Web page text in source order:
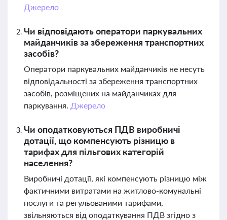
Джерело
Чи відповідають оператори паркувальних
майданчиків за збереження транспортних
засобів?
Оператори паркувальних майданчиків не несуть
відповідальності за збереження транспортних
засобів, розміщених на майданчиках для
паркування. Джерело
Чи оподатковуються ПДВ виробничі
дотації, що компенсують різницю в
тарифах для пільгових категорій
населення?
Виробничі дотації, які компенсують різницю між
фактичними витратами на житлово-комунальні
послуги та регульованими тарифами,
звільняються від оподаткування ПДВ згідно з